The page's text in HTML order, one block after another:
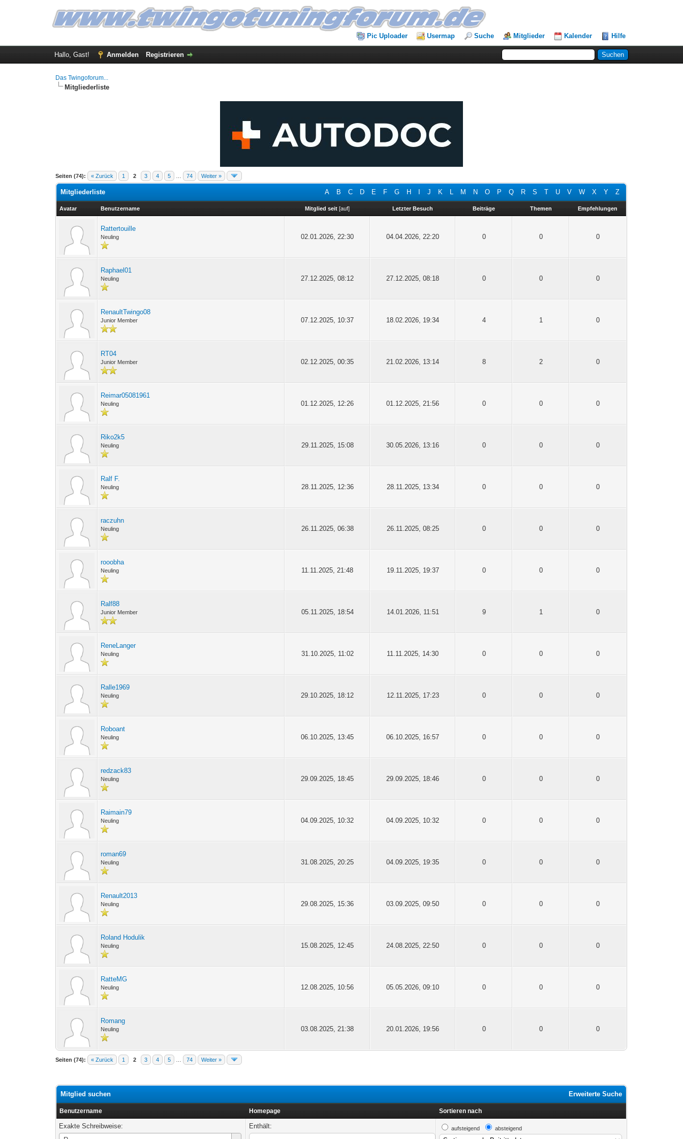
Pic Uploader Usermap Suche Mitglieder Kalender Hilfe
Hallo, Gast! Anmelden Registrieren
Das Twingoforum...
Mitgliederliste
Seiten (74): « Zurück 1 2 3 4 5 74 Weiter »
A B C D E F G H J K L M N O P Q R S T U V W X Y Z
Mitgliederliste
Avatar Benutzername Mitglied seit [auf] Letzter Besuch Beiträge Themen Empfehlungen
Rattertouille
Neuling 02.01.2026, 22:30 04.04.2026, 22:20 0 0 0
Raphael01
Neuling 27.12.2025, 08:12 27.12.2025, 08:18 0 0 0
RenaultTwingo08
Junior Member 07.12.2025, 10:37 18.02.2026, 19:34 4 1 0
RT04
Junior Member 02.12.2025, 00:35 21.02.2026, 13:14 8 2 0
Reimar05081961
Neuling 01.12.2025, 12:26 01.12.2025, 21:56 0 0 0
Riko2k5
Neuling 29.11.2025, 15:08 30.05.2026, 13:16 0 0 0
Ralf F.
Neuling 28.11.2025, 12:36 28.11.2025, 13:34 0 0 0
raczuhn
Neuling 26.11.2025, 06:38 26.11.2025, 08:25 0 0 0
rooobha
Neuling 11.11.2025, 21:48 19.11.2025, 19:37 0 0 0
Ralf88
Junior Member 05.11.2025, 18:54 14.01.2026, 11:51 9 1 0
ReneLanger
Neuling 31.10.2025, 11:02 11.11.2025, 14:30 0 0 0
Ralle1969
Neuling 29.10.2025, 18:12 12.11.2025, 17:23 0 0 0
Roboant
Neuling 06.10.2025, 13:45 06.10.2025, 16:57 0 0 0
redzack83
Neuling 29.09.2025, 18:45 29.09.2025, 18:46 0 0 0
Raimain79
Neuling 04.09.2025, 10:32 04.09.2025, 10:32 0 0 0
roman69
Neuling 31.08.2025, 20:25 04.09.2025, 19:35 0 0 0
Renault2013
Neuling 29.08.2025, 15:36 03.09.2025, 09:50 0 0 0
Roland Hodulik
Neuling 15.08.2025, 12:45 24.08.2025, 22:50 0 0 0
RatteMG
Neuling 12.08.2025, 10:56 05.05.2026, 09:10 0 0 0
Romang
Neuling 03.08.2025, 21:38 20.01.2026, 19:56 0 0 0
Seiten (74): « Zurück 1 2 3 4 5 74 Weiter »
Erweiterte Suche
Mitglied suchen
Benutzername Homepage Sortieren nach
Exakte Schreibweise:
Benutzername
Enthält: aufsteigend absteigend